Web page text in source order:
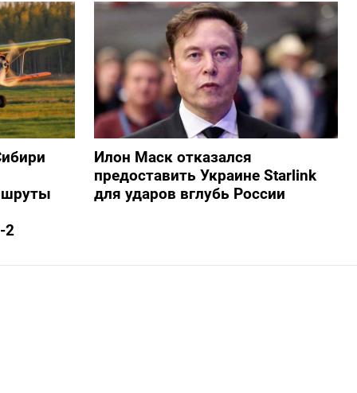
2
Илон Маск отказался
предоставить Украине Starlink
для ударов вглубь России